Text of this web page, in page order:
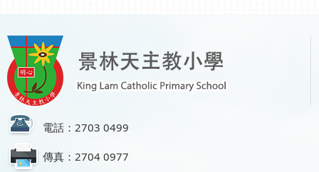
電話：2703 0499
傳真：2704 0977